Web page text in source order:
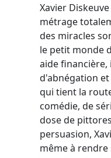
Xavier
métrage
des miracles
le petit monde
aide financière,
d'abnégation
qui tient la
comédie, de
dose de
persuasion,
même à